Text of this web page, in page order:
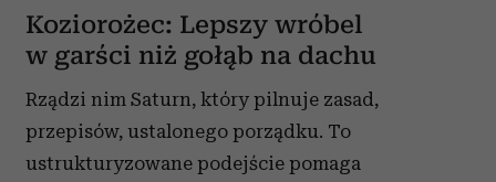
Koziorożec: Lepszy wróbel
w garści niż gołąb na dachu
Rządzi nim Saturn, który pilnuje zasad,
przepisów, ustalonego porządku. To
ustrukturyzowane podejście pomaga